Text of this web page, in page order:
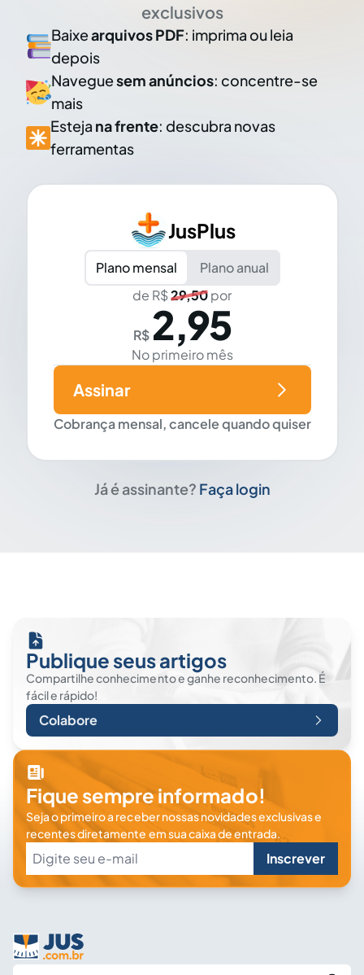
exclusivos
Baixearquivos PDF: imprima ou leia
depois
Naveguesem anúncios: concentre-se
mais
Esteja na frente: descubra novas
ferramentas
JusPlus
Plano mensal
Plano anual
de R$29,50por
R$ 2,95
No primeiro mês
Cobrança mensal, cancele quando quiser
Assinar
Já é assinante? Faça login
Publique seus artigos
Compartilhe conhecimento e ganhe reconhecimento. É
fácil e rápido!
Colabore
Fique sempre informado!
Seja o primeiro a receber nossas novidades exclusivas e
recentes diretamente em sua caixa de entrada.
Inscrever